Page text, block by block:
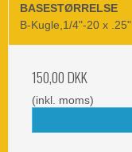
BASESTØRRELSE
B-Kugle,1/4"-20 x .25"
150,00 DKK
(inkl. moms)